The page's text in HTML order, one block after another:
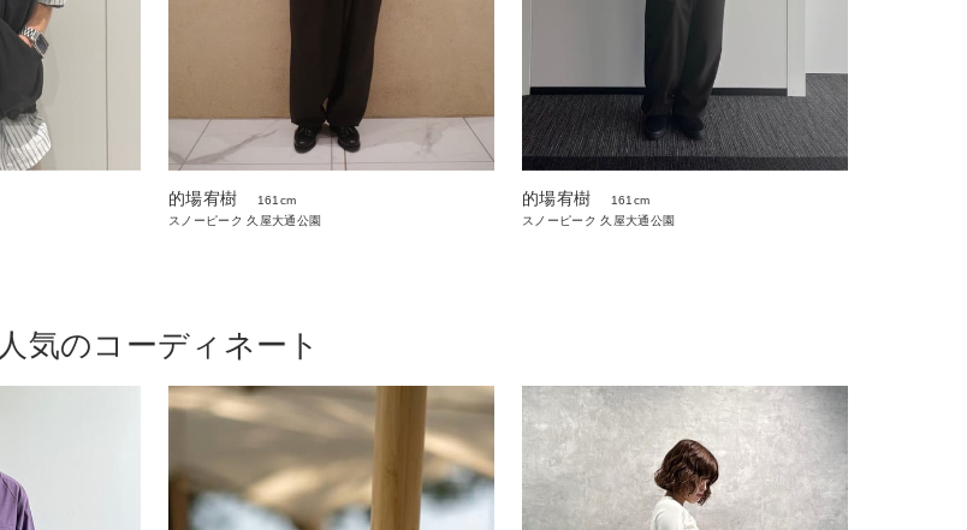
的場宥樹
161cm
スノーピーク 久屋大通公園
的場宥樹
161cm
スノーピーク 久屋大通公園
人気のコーディネート